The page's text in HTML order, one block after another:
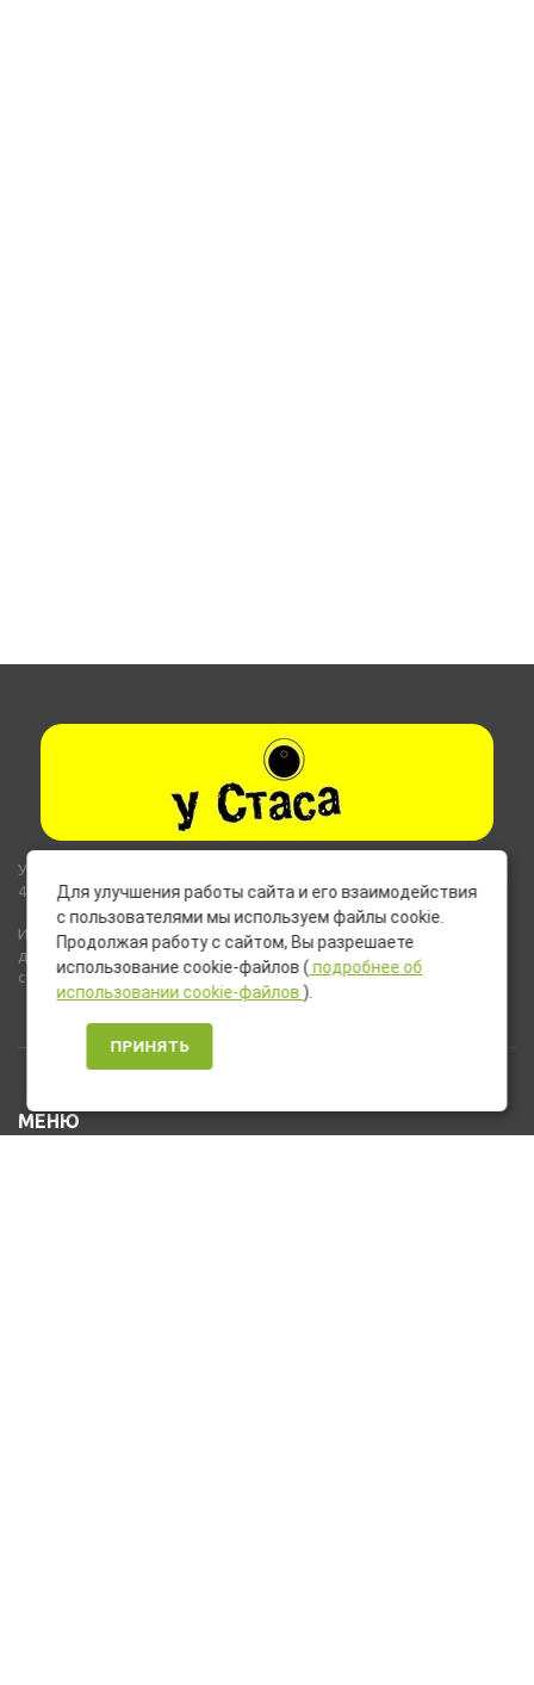
Указанные на сайте цены не являются публичной офертой (ст.435,
437 ГК РФ).
Используемые на сайте изображения товаров могут включать
дополнительное оборудование и компоненты, не входящие в
стандартную комплектацию товара.
МЕНЮ
Для улучшения работы сайта и его взаимодействия
с пользователями мы используем файлы cookie.
Продолжая работу с сайтом, Вы разрешаете
использование cookie-файлов ( подробнее об
использовании cookie-файлов ).
ПРИНЯТЬ